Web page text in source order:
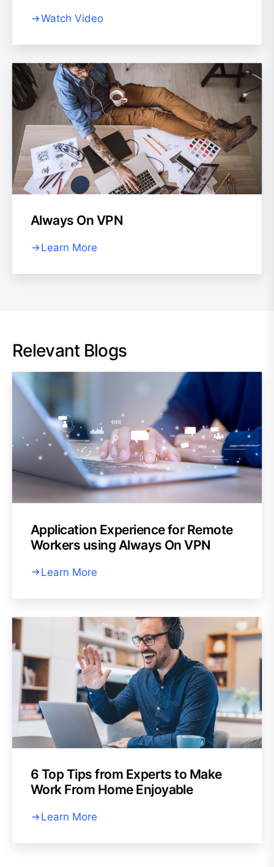
Watch Video
Always On VPN
Learn More
Relevant Blogs
Application Experience for Remote
Workers using Always On VPN
Learn More
6 Top Tips from Experts to Make
Work From Home Enjoyable
Learn More